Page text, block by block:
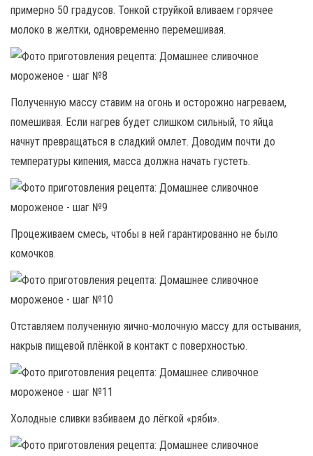
примерно 50 градусов. Тонкой струйкой вливаем горячее
молоко в желтки, одновременно перемешивая.
Полученную массу ставим на огонь и осторожно нагреваем,
помешивая. Если нагрев будет слишком сильный, то яйца
начнут превращаться в сладкий омлет. Доводим почти до
температуры кипения, масса должна начать густеть.
Процеживаем смесь, чтобы в ней гарантированно не было
комочков.
Отставляем полученную яично-молочную массу для остывания,
накрыв пищевой плёнкой в контакт с поверхностью.
Холодные сливки взбиваем до лёгкой «ряби».